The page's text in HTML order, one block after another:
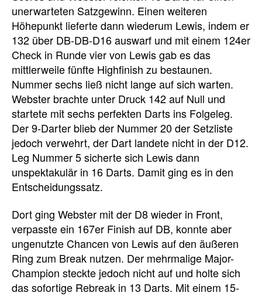
unerwarteten Satzgewinn. Einen weiteren
Höhepunkt lieferte dann wiederum Lewis, indem er
132 über DB-DB-D16 auswarf und mit einem 124er
Check in Runde vier von Lewis gab es das
mittlerweile fünfte Highfinish zu bestaunen.
Nummer sechs ließ nicht lange auf sich warten.
Webster brachte unter Druck 142 auf Null und
startete mit sechs perfekten Darts ins Folgeleg.
Der 9-Darter blieb der Nummer 20 der Setzliste
jedoch verwehrt, der Dart landete nicht in der D12.
Leg Nummer 5 sicherte sich Lewis dann
unspektakulär in 16 Darts. Damit ging es in den
Entscheidungssatz.
Dort ging Webster mit der D8 wieder in Front,
verpasste ein 167er Finish auf DB, konnte aber
ungenutzte Chancen von Lewis auf den äußeren
Ring zum Break nutzen. Der mehrmalige Major-
Champion steckte jedoch nicht auf und holte sich
das sofortige Rebreak in 13 Darts. Mit einem 15-